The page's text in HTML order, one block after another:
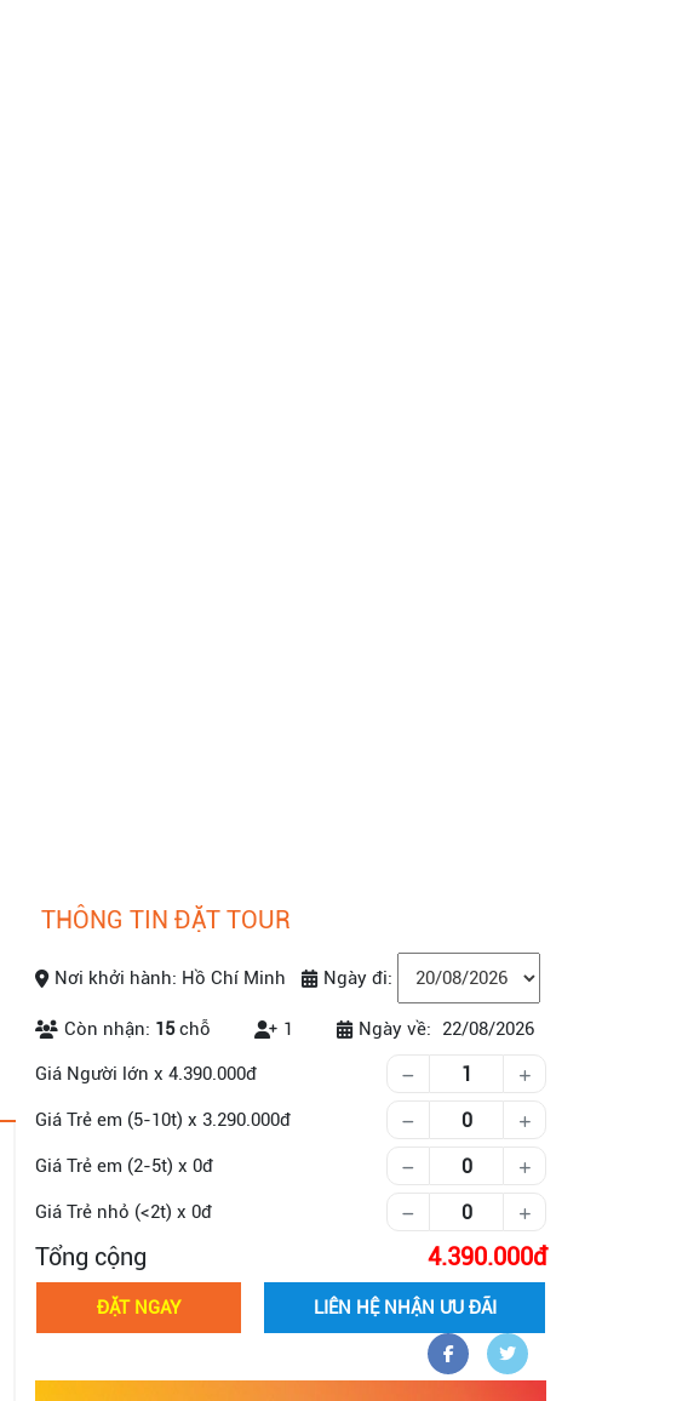
THÔNG TIN ĐẶT TOUR
Nơi khởi hành: Hồ Chí Minh Ngày đi:
Còn nhận: 15chỗ
Số lượng khách
1 Ngày về: 22/08/2026
Giá Người lớn x4.390.000
Giá Trẻ em (5-10t) x 3.290.000
Giá Trẻ em (2-5t) x0
Giá Trẻ nhỏ (<2t) x0
Tổng cộng 4.390.000